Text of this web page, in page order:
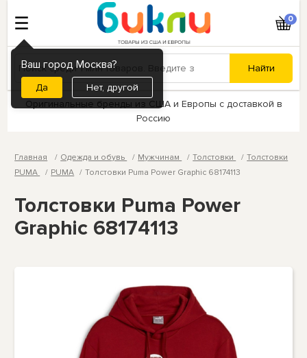
Ваш город Москва?
Нет, другой
0
Оригинальные бренды из США и Европы с доставкой в
Россию
Главная Одежда и обувь Мужчинам Толстовки
Толстовки
PUMA
PUMA Толстовки Puma Power Graphic 68174113
Толстовки Puma Power
Graphic 68174113